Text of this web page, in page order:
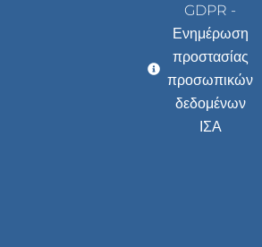
GDPR -
Ενημέρωση
προστασίας
προσωπικών
δεδομένων
ΙΣΑ